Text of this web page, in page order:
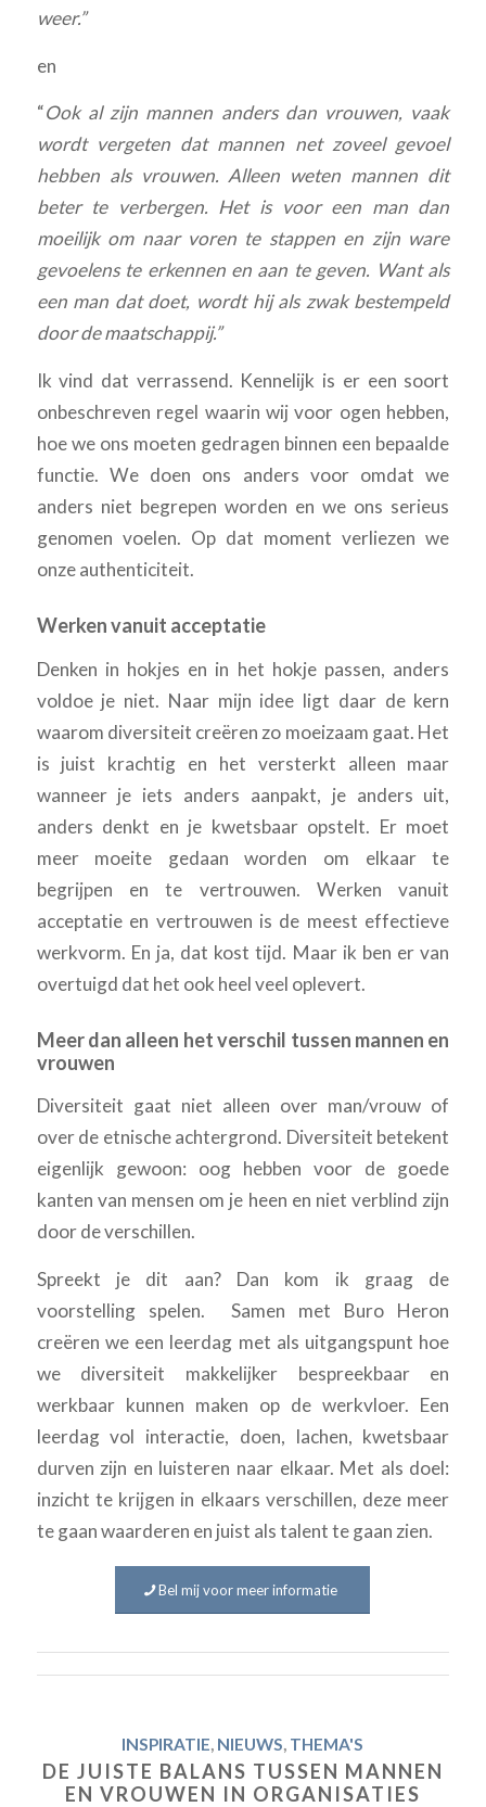
weer.”
en
“Ook al zijn mannen anders dan vrouwen, vaak
wordt vergeten dat mannen net zoveel gevoel
hebben als vrouwen. Alleen weten mannen dit
beter te verbergen. Het is voor een man dan
moeilijk om naar voren te stappen en zijn ware
gevoelens te erkennen en aan te geven. Want als
een man dat doet, wordt hij als zwak bestempeld
door de maatschappij.”
Ik vind dat verrassend. Kennelijk is er een soort
onbeschreven regel waarin wij voor ogen hebben,
hoe we ons moeten gedragen binnen een bepaalde
functie. We doen ons anders voor omdat we
anders niet begrepen worden en we ons serieus
genomen voelen. Op dat moment verliezen we
onze authenticiteit.
Werken vanuit acceptatie
Denken in hokjes en in het hokje passen, anders
voldoe je niet. Naar mijn idee ligt daar de kern
waarom diversiteit creëren zo moeizaam gaat. Het
is juist krachtig en het versterkt alleen maar
wanneer je iets anders aanpakt, je anders uit,
anders denkt en je kwetsbaar opstelt. Er moet
meer moeite gedaan worden om elkaar te
begrijpen en te vertrouwen. Werken vanuit
acceptatie en vertrouwen is de meest effectieve
werkvorm. En ja, dat kost tijd. Maar ik ben er van
overtuigd dat het ook heel veel oplevert.
Meer dan alleen het verschil tussen mannen en
vrouwen
Diversiteit gaat niet alleen over man/vrouw of
over de etnische achtergrond. Diversiteit betekent
eigenlijk gewoon: oog hebben voor de goede
kanten van mensen om je heen en niet verblind zijn
door de verschillen.
Spreekt je dit aan? Dan kom ik graag de
voorstelling spelen. Samen met Buro Heron
creëren we een leerdag met als uitgangspunt hoe
we diversiteit makkelijker bespreekbaar en
werkbaar kunnen maken op de werkvloer. Een
leerdag vol interactie, doen, lachen, kwetsbaar
durven zijn en luisteren naar elkaar. Met als doel:
inzicht te krijgen in elkaars verschillen, deze meer
te gaan waarderen en juist als talent te gaan zien.
Bel mij voor meer informatie
INSPIRATIE, NIEUWS, THEMA'S
DE JUISTE BALANS TUSSEN MANNEN
EN VROUWEN IN ORGANISATIES